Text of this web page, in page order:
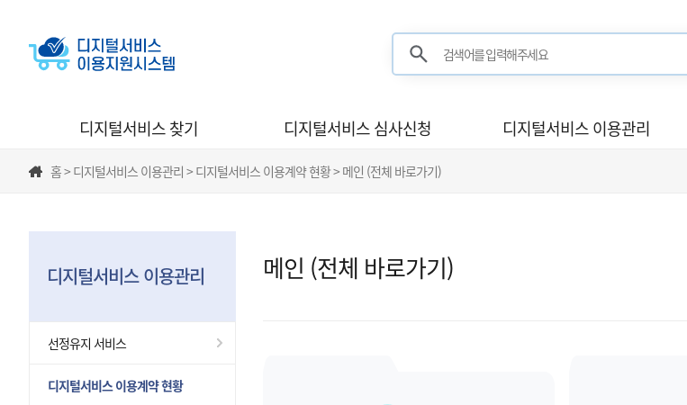
검색어를 입력해주세요
디지털서비스 찾기 디지털서비스 심사신청 디지털서비스 이용관리
홈 > 디지털서비스 이용관리 > 디지털서비스 이용계약 현황 > 메인 (전체 바로가기)
디지털서비스 이용관리
선정유지 서비스
디지털서비스 이용계약 현황
메인 (전체 바로가기)